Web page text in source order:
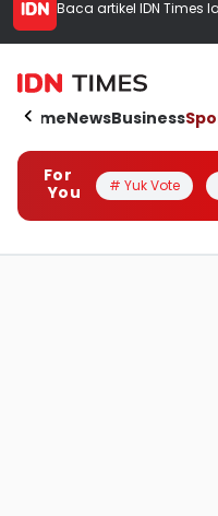
Baca artikel IDN Times
HomeNewsBusiness
For
You
# Yuk Vote